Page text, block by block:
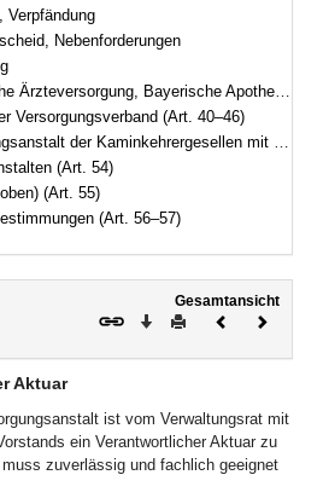
Verpfändung
Nebenforderungen
Bayerische Ingenieurversorgung-Bau mit Psychotherapeutenversorgung, Bayerische Rechtsanwalts- und Steuerberaterversorgung (Art. 28–39)
Versorgungsverband (Art. 40–46)
mit Pensionskasse des Schornsteinfegerhandwerks (Art. 47–53)
(Art. 54)
(Art. 55)
(Art. 56–57)
Gesamtansicht
Download
DruckenVorheriges
Aktuar
ist vom Verwaltungsrat mit
ein Verantwortlicher Aktuar zu
muss zuverlässig und fachlich geeignet